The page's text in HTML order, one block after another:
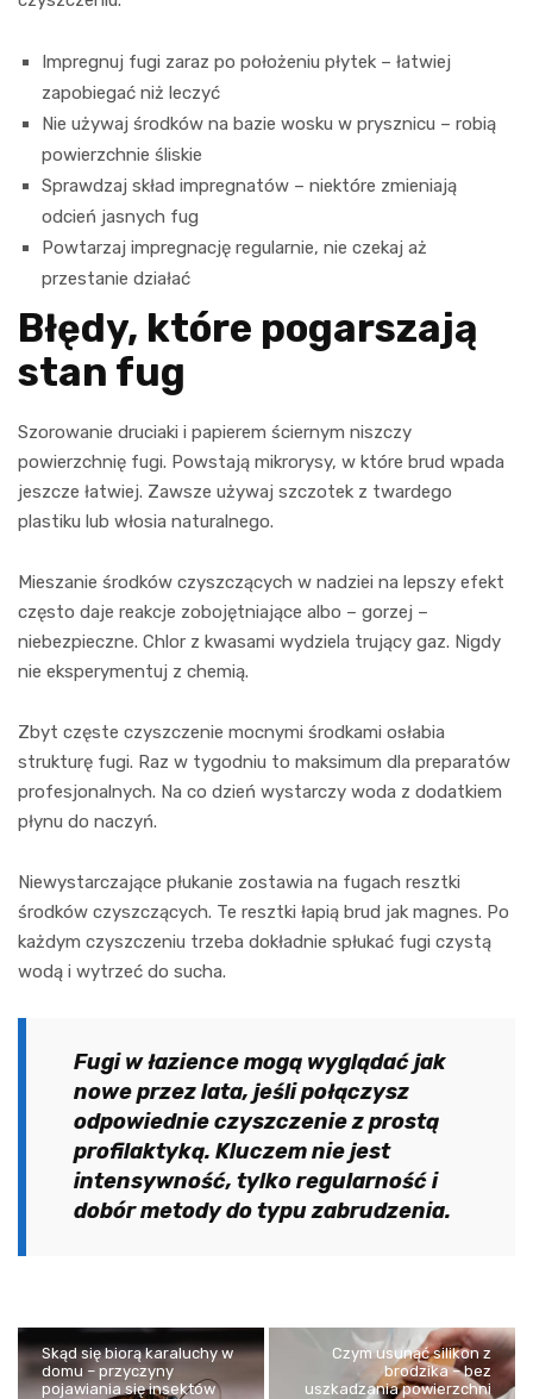
Impregnuj fugi zaraz po położeniu płytek – łatwiej
zapobiegać niż leczyć
Nie używaj środków na bazie wosku w prysznicu – robią
powierzchnie śliskie
Sprawdzaj skład impregnatów – niektóre zmieniają
odcień jasnych fug
Powtarzaj impregnację regularnie, nie czekaj aż
przestanie działać
Błędy, które pogarszają
stan fug
Szorowanie druciaki i papierem ściernym niszczy
powierzchnię fugi. Powstają mikrorysy, w które brud wpada
jeszcze łatwiej. Zawsze używaj szczotek z twardego
plastiku lub włosia naturalnego.
Mieszanie środków czyszczących w nadziei na lepszy efekt
często daje reakcje zobojętniające albo – gorzej –
niebezpieczne. Chlor z kwasami wydziela trujący gaz. Nigdy
nie eksperymentuj z chemią.
Zbyt częste czyszczenie mocnymi środkami osłabia
strukturę fugi. Raz w tygodniu to maksimum dla preparatów
profesjonalnych. Na co dzień wystarczy woda z dodatkiem
płynu do naczyń.
Niewystarczające płukanie zostawia na fugach resztki
środków czyszczących. Te resztki łapią brud jak magnes. Po
każdym czyszczeniu trzeba dokładnie spłukać fugi czystą
wodą i wytrzeć do sucha.
Fugi w łazience mogą wyglądać jak
nowe przez lata, jeśli połączysz
odpowiednie czyszczenie z prostą
profilaktyką. Kluczem nie jest
intensywność, tylko regularność i
dobór metody do typu zabrudzenia.
Skąd się biorą karaluchy w
domu – przyczyny
pojawiania się insektów
Czym usunąć silikon z
brodzika – bez
uszkadzania powierzchni